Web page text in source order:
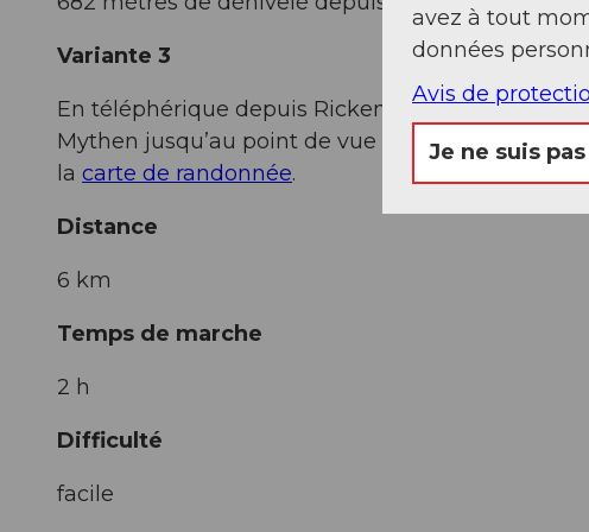
Variante 3
En téléphérique depuis Rickenbach jusqu’à
Mythen jusqu’au point de vue Zwischet Mythen
la carte de randonnée.
Distance
6 km
Temps de marche
2 h
Difficulté
facile
avez à tout
données
Avis de
Je ne suis pas